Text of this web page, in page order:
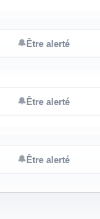
🔔Être alerté
🔔Être alerté
🔔Être alerté